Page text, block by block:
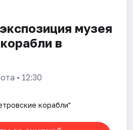
музея
в
• 12:30
корабли"